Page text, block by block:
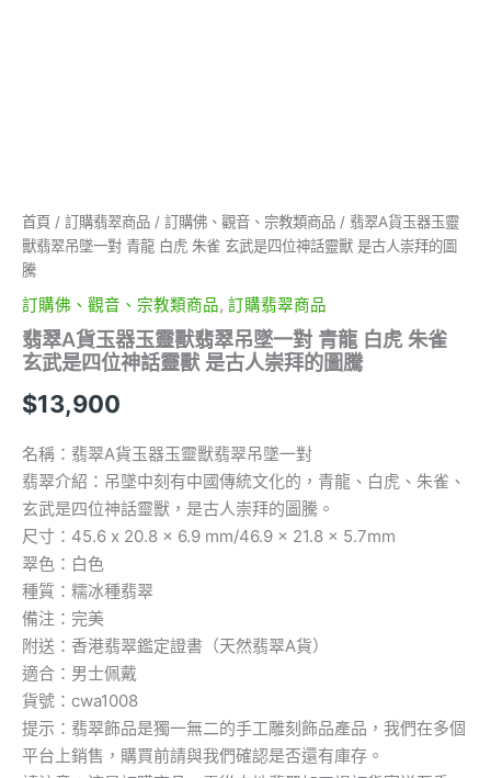
首頁 / 訂購翡翠商品 / 訂購佛、觀音、宗教類商品 / 翡翠A貨玉器玉靈
獸翡翠吊墜一對 青龍 白虎 朱雀 玄武是四位神話靈獸 是古人崇拜的圖
騰
訂購佛、觀音、宗教類商品, 訂購翡翠商品
翡翠A貨玉器玉靈獸翡翠吊墜一對 青龍 白虎 朱雀
玄武是四位神話靈獸 是古人崇拜的圖騰
$13,900
名稱：翡翠A貨玉器玉靈獸翡翠吊墜一對
翡翠介紹：吊墜中刻有中國傳統文化的，青龍、白虎、朱雀、
玄武是四位神話靈獸，是古人崇拜的圖騰。
尺寸：45.6 x 20.8 x 6.9 mm/46.9 x 21.8 x 5.7mm
翠色：白色
種質：糯冰種翡翠
備注：完美
附送：香港翡翠鑑定證書（天然翡翠A貨）
適合：男士佩戴
貨號：cwa1008
提示：翡翠飾品是獨一無二的手工雕刻飾品產品，我們在多個
平台上銷售，購買前請與我們確認是否還有庫存。
玄
武
是
四
位
神
話
獸
古
人
崇
拜
的
圖
騰
數
量